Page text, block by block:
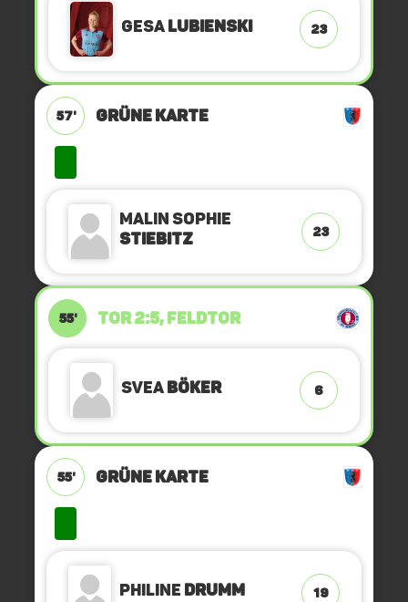
GesaLubienski 23
57' GRÜNE KARTE
Malin Sophie
Stiebitz
23
55' TOR 2:5, FELDTOR
SveaBöker 6
55' GRÜNE KARTE
Philine Drumm 19